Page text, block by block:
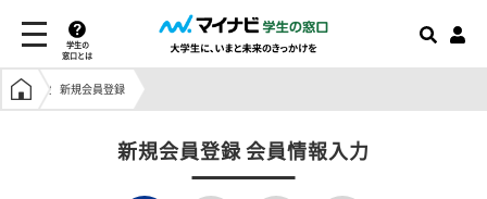
学生の
窓口とは
学生の窓口トップ
新規会員登録
新規会員登録 会員情報入力